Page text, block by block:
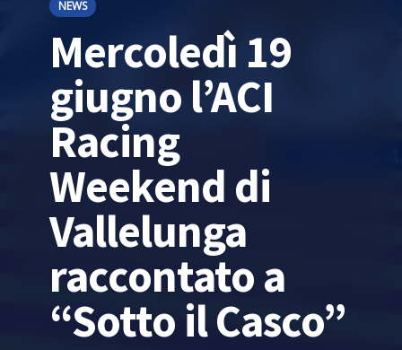
NEWS
Mercoledì 19
giugno l’ACI
Racing
Weekend di
Vallelunga
raccontato a
“Sotto il Casco”